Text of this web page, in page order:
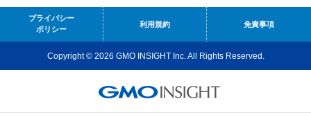
プライバシー
ポリシー
利用規約 免責事項
Copyright © 2026 GMO INSIGHT Inc. All Rights Reserved.